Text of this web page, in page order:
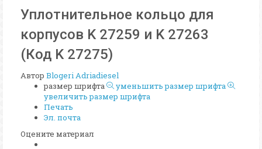
Уплотнительное кольцо для
корпусов K 27259 и K 27263
(Код K 27275)
Автор Blogeri Adriadiesel
размер шрифта
уменьшить размер шрифта
увеличить размер шрифта
Печать
Эл. почта
Оцените материал